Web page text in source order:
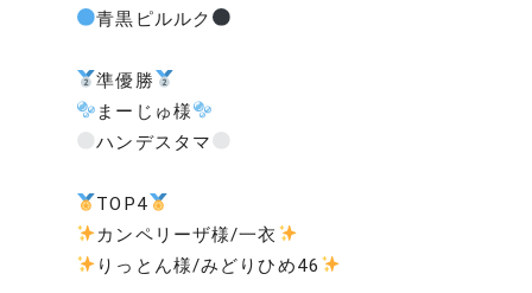
青黒ピルルク
準優勝
まーじゅ様
ハンデスタマ
TOP4
カンペリーザ様/一衣
りっとん様/みどりひめ46